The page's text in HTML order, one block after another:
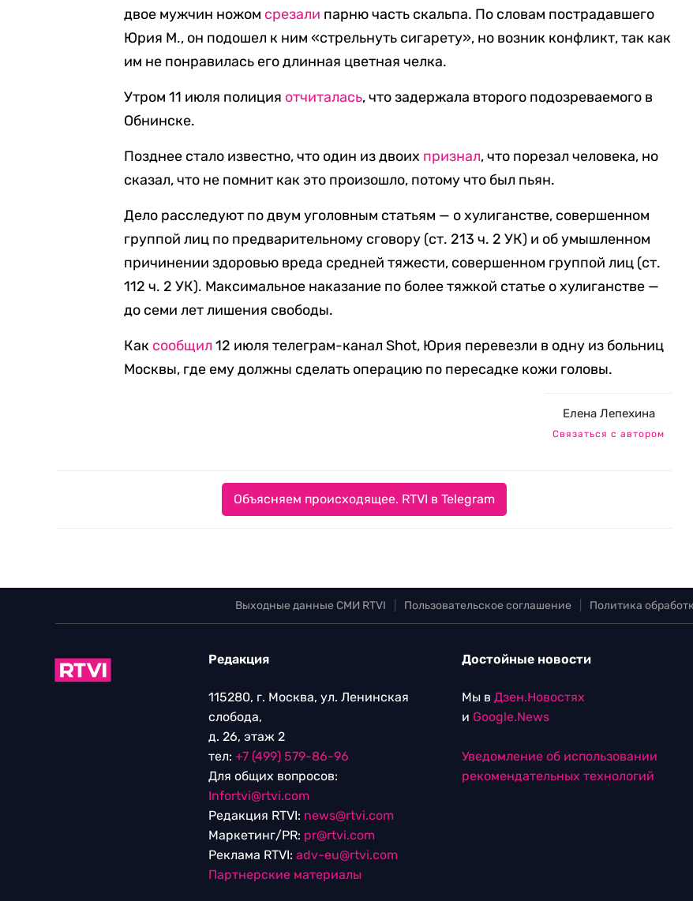
двое мужчин ножом срезали парню часть скальпа. По словам пострадавшего
Юрия М., он подошел к ним «стрельнуть сигарету», но возник конфликт, так как
им не понравилась его длинная цветная челка.
Утром 11 июля полиция отчиталась, что задержала второго подозреваемого в
Обнинске.
Позднее стало известно, что один из двоих признал, что порезал человека, но
сказал, что не помнит как это произошло, потому что был пьян.
Дело расследуют по двум уголовным статьям — о хулиганстве, совершенном
группой лиц по предварительному сговору (ст. 213 ч. 2 УК) и об умышленном
причинении здоровью вреда средней тяжести, совершенном группой лиц (ст.
112 ч. 2 УК). Максимальное наказание по более тяжкой статье о хулиганстве —
до семи лет лишения свободы.
Как сообщил 12 июля телеграм-канал Shot, Юрия перевезли в одну из больниц
Москвы, где ему должны сделать операцию по пересадке кожи головы.
Елена Лепехина
Связаться с автором
Объясняем происходящее. RTVI в Telegram
Выходные данные СМИ RTVI Пользовательское соглашение Политика
Редакция
115280, г. Москва, ул. Ленинская
слобода,
д. 26, этаж 2
тел: +7 (499) 579-86-96
Для общих вопросов:
Infortvi@rtvi.com
Редакция RTVI: news@rtvi.com
Маркетинг/PR: pr@rtvi.com
Реклама RTVI: adv-eu@rtvi.com
Партнерские материалы
Достойные новости
Мы в Дзен.Новостях
и Google.News
Уведомление об использовании
рекомендательных технологий